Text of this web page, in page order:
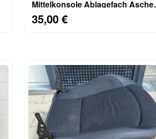
Mittelkonsole Ablagefach Ascher
HINTEN 8225988
35,00 €